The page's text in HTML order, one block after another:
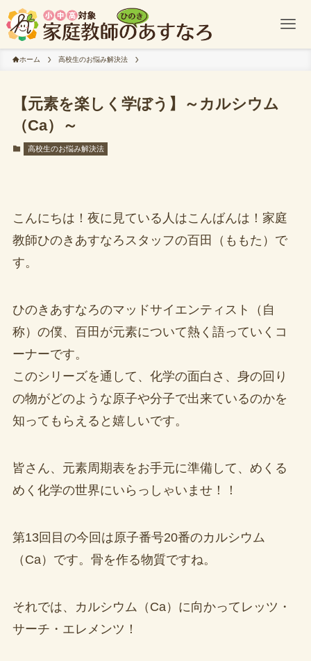
ホーム 高校生のお悩み解決法
【元素を楽しく学ぼう】～カルシウム
（Ca）～
高校生のお悩み解決法
こんにちは！夜に見ている人はこんばんは！家庭
教師ひのきあすなろスタッフの百田（ももた）で
す。
ひのきあすなろのマッドサイエンティスト（自
称）の僕、百田が元素について熱く語っていくコ
ーナーです。
このシリーズを通して、化学の面白さ、身の回り
の物がどのような原子や分子で出来ているのかを
知ってもらえると嬉しいです。
皆さん、元素周期表をお手元に準備して、めくる
めく化学の世界にいらっしゃいませ！！
第13回目の今回は原子番号20番のカルシウム
（Ca）です。骨を作る物質ですね。
それでは、カルシウム（Ca）に向かってレッツ・
サーチ・エレメンツ！